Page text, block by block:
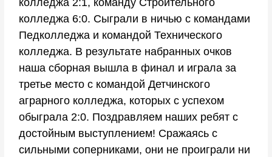
колледжа 6:0. Сыграли в ничью с командами
Педколледжа и командой Технического
колледжа. В результате набранных очков
наша сборная вышла в финал и играла за
третье место с командой Детчинского
аграрного колледжа, которых с успехом
обыграла 2:0. Поздравляем наших ребят с
достойным выступлением! Сражаясь с
сильными соперниками, они не проиграли ни